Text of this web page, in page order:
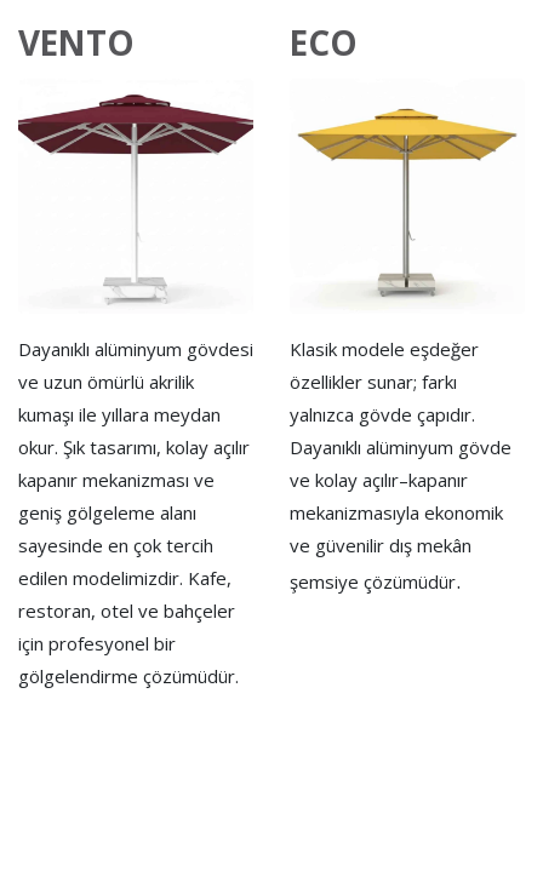
VENTO
Dayanıklı alüminyum gövdesi
ve uzun ömürlü akrilik
kumaşı ile yıllara meydan
okur. Şık tasarımı, kolay açılır
kapanır mekanizması ve
geniş gölgeleme alanı
sayesinde en çok tercih
edilen modelimizdir. Kafe,
restoran, otel ve bahçeler
için profesyonel bir
gölgelendirme çözümüdür.
ECO
Klasik modele eşdeğer
özellikler sunar; farkı
yalnızca gövde çapıdır.
Dayanıklı alüminyum gövde
ve kolay açılır–kapanır
mekanizmasıyla ekonomik
ve güvenilir dış mekân
şemsiye çözümüdür.